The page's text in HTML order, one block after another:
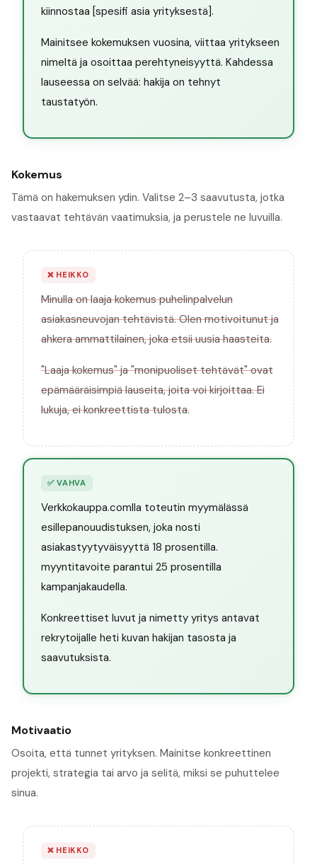
kiinnostaa [spesifi asia yrityksestä].
Mainitsee kokemuksen vuosina, viittaa yritykseen
nimeltä ja osoittaa perehtyneisyyttä. Kahdessa
lauseessa on selvää: hakija on tehnyt
taustatyön.
Kokemus
Tämä on hakemuksen ydin. Valitse 2–3 saavutusta, jotka
vastaavat tehtävän vaatimuksia, ja perustele ne luvuilla.
❌HEIKKO
Minulla on laaja kokemus puhelinpalvelun
asiakasneuvojan tehtävistä. Olen motivoitunut ja
ahkera ammattilainen, joka etsii uusia haasteita.
"Laaja kokemus" ja "monipuoliset tehtävät" ovat
epämääräisimpiä lauseita, joita voi kirjoittaa. Ei
lukuja, ei konkreettista tulosta.
✅VAHVA
Verkkokauppa.comlla toteutin myymälässä
esillepanouudistuksen, joka nosti
asiakastyytyväisyyttä 18 prosentilla.
myyntitavoite parantui 25 prosentilla
kampanjakaudella.
Konkreettiset luvut ja nimetty yritys antavat
rekrytoijalle heti kuvan hakijan tasosta ja
saavutuksista.
Motivaatio
Osoita, että tunnet yrityksen. Mainitse konkreettinen
projekti, strategia tai arvo ja selitä, miksi se puhuttelee
sinua.
❌HEIKKO